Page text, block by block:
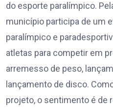
do esporte paralímpico.
município participa de um
paralímpico e
atletas para competir em
arremesso de peso,
lançamento de disco.
projeto, o sentimento é de